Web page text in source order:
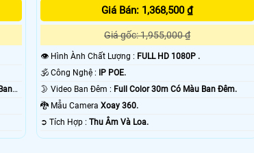
Giá Bán: 1,368,500 ₫
Giá gốc: 1,955,000 ₫
👁 Hình Ành Chất Lượng : FULL HD 1080P .
🕉️ Công Nghệ :
IP POE.
🌛 Video Ban Đêm : Full Color 30m Có Màu Ban Ðêm.
🐉️ Mẫu Camera Xoay 360.
️➲ Tích Hợp : Thu Âm Và Loa.